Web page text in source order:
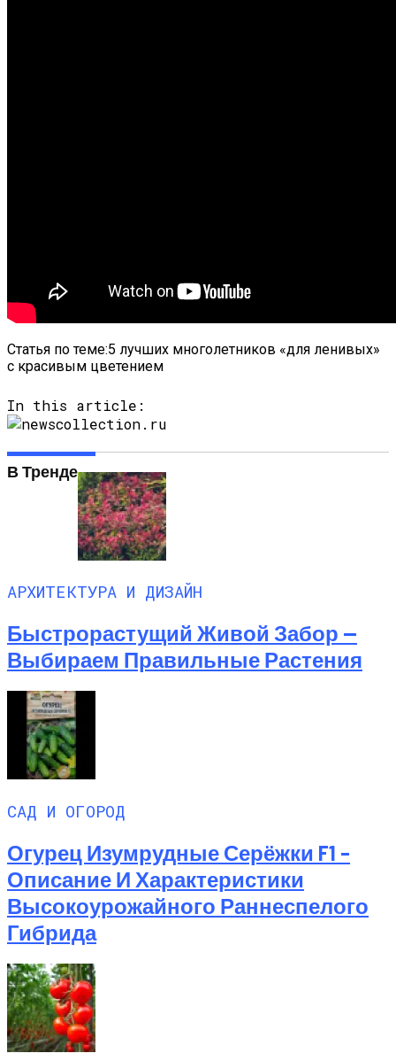
Статья по теме:5 лучших многолетников «для ленивых»
с красивым цветением
In this article:
В Тренде
АРХИТЕКТУРА И ДИЗАЙН
Быстрорастущий Живой Забор —
Выбираем Правильные Растения
САД И ОГОРОД
Огурец Изумрудные Серёжки F1 –
Описание И Характеристики
Высокоурожайного Раннеспелого
Гибрида